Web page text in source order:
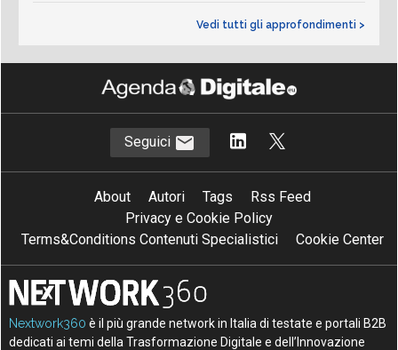
Vedi tutti gli approfondimenti >
Seguici
About Autori Tags
Rss Feed
Privacy e Cookie Policy
Terms&Conditions Contenuti Specialistici
Cookie Center
Nextwork360 è il più grande network in Italia di testate e portali B2B
dedicati ai temi della Trasformazione Digitale e dell’Innovazione